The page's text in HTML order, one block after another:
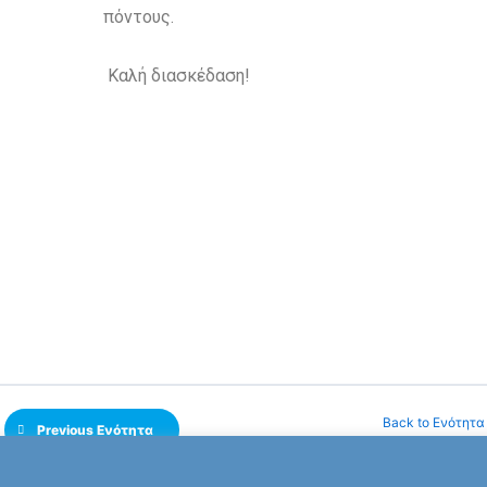
πόντους.
Καλή διασκέδαση!
Previous Ενότητα Back to Ενότητα